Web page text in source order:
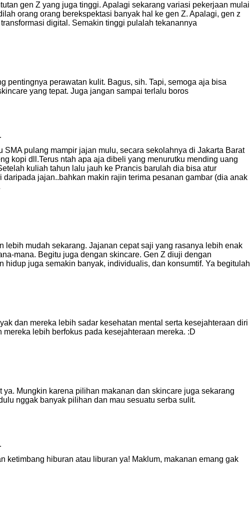
gen Z yang juga tinggi. Apalagi sekarang variasi pekerjaan mulai
orang orang berekspektasi banyak hal ke gen Z. Apalagi, gen z
digital. Semakin tinggi pulalah tekanannya
pentingnya perawatan kulit. Bagus, sih. Tapi, semoga aja bisa
yang tepat. Juga jangan sampai terlalu boros
SMA pulang mampir jajan mulu, secara sekolahnya di Jakarta Barat
kopi dll.Terus ntah apa aja dibeli yang menurutku mending uang
kuliah tahun lalu jauh ke Prancis barulah dia bisa atur
daripada jajan..bahkan makin rajin terima pesanan gambar (dia anak
lebih mudah sekarang. Jajanan cepat saji yang rasanya lebih enak
mana. Begitu juga dengan skincare. Gen Z diuji dengan
hidup juga semakin banyak, individualis, dan konsumtif. Ya begitulah
dan mereka lebih sadar kesehatan mental serta kesejahteraan diri
lebih berfokus pada kesejahteraan mereka. :D
Mungkin karena pilihan makanan dan skincare juga sekarang
nggak banyak pilihan dan mau sesuatu serba sulit.
ketimbang hiburan atau liburan ya! Maklum, makanan emang gak